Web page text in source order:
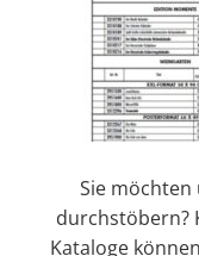
Sie
durchstöbern?
Kataloge